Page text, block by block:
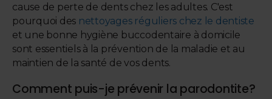
cause de perte de dents chez les adultes. C'est
pourquoi des nettoyages réguliers chez le dentiste
et une bonne hygiène buccodentaire à domicile
sont essentiels à la prévention de la maladie et au
maintien de la santé de vos dents.
Comment puis-je prévenir la parodontite?